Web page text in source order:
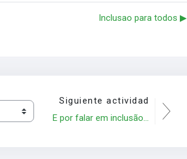
Inclusao para todos ▶︎
Siguiente actividad
E por falar em inclusão...